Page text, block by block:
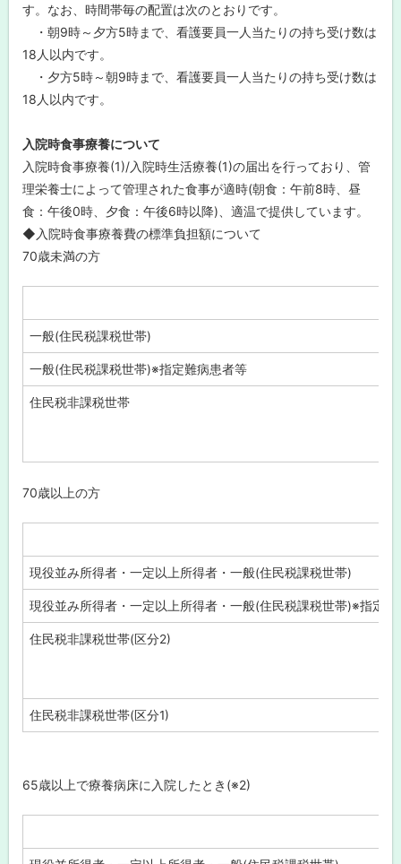
す。なお、時間帯毎の配置は次のとおりです。
・朝9時～夕方5時まで、看護要員一人当たりの持ち受け数は
18人以内です。
・夕方5時～朝9時まで、看護要員一人当たりの持ち受け数は
18人以内です。
入院時食事療養について
入院時食事療養(1)/入院時生活療養(1)の届出を行っており、管
理栄養士によって管理された食事が適時(朝食：午前8時、昼
食：午後0時、夕食：午後6時以降)、適温で提供しています。
◆入院時食事療養費の標準負担額について
70歳未満の方
一般(住民税課税世帯)
一般(住民税課税世帯)※指定難病患者等
住民税非課税世帯
70歳以上の方
現役並み所得者・一定以上所得者・一般(住民税課税世帯)
現役並み所得者・一定以上所得者・一般(住民税課税世帯)※指定難
住民税非課税世帯(区分2)
住民税非課税世帯(区分1)
65歳以上で療養病床に入院したとき(※2)